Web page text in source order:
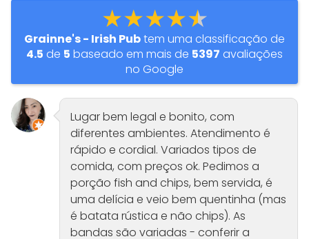
★★★★★
Grainne's - Irish Pubtem uma classificação de
4.5 de 5 baseado em mais de 5397 avaliações
no Google
Lugar bem legal e bonito, com
diferentes ambientes. Atendimento é
rápido e cordial. Variados tipos de
comida, com preços ok. Pedimos a
porção fish and chips, bem servida, é
uma delícia e veio bem quentinha (mas
é batata rústica e não chips). As
bandas são variadas - conferir a